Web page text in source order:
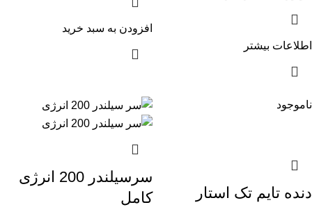
اطلاعات بیشتر
افزودن به سبد خرید
ناموجود
دنده تایم تک استار
سرسیلندر 200 انرژی
کامل